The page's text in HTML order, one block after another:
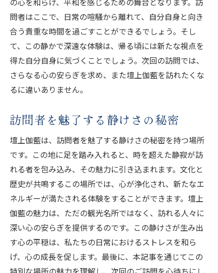
問者はここで、日常の喧騒から離れて、自分自身と向き
合う貴重な時間を過ごすことができるでしょう。そし
て、この静かで深遠な体験は、帰る頃には新たな視点を
得た自分自身に気づくことでしょう。次回の訪問では、
さらなる心の安らぎを求め、また壇上伽藍を訪れたくな
るに違いありません。
訪問者を魅了する静けさの秘密
壇上伽藍は、訪問者を魅了する静けさの秘密を持つ場所
です。この地に足を踏み入れると、時を超えた静寂が訪
れる者を包み込み、その魅力に引き込まれます。文化と
歴史が共鳴するこの場所では、心が浄化され、新たなエ
ネルギーが満たされる体験をすることができます。壇上
伽藍の魅力は、ただの観光名所ではなく、訪れる人々に
深い心の安らぎを提供するのです。この静けさが生み出
す心の平穏は、私たちの日常におけるストレスを和ら
げ、心の成長を促します。最後に、本記事を通じてこの